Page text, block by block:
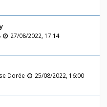
27/08/2022, 17:14
Dorée
25/08/2022, 16:00